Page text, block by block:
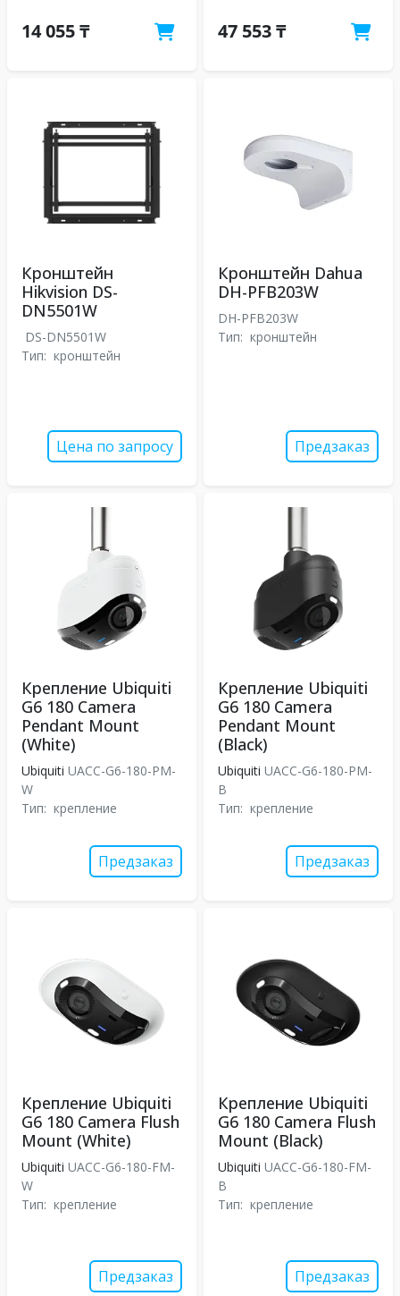
14 055 ₸ 47 553 ₸
Кронштейн
Hikvision DS-
DN5501W
DS-DN5501W
Тип: кронштейн
Цена по запросу
Кронштейн Dahua
DH-PFB203W
DH-PFB203W
Тип: кронштейн
Предзаказ
Крепление Ubiquiti
G6 180 Camera
Pendant Mount
(White)
Ubiquiti UACC-G6-180-PM-
W
Тип: крепление
Предзаказ
Крепление Ubiquiti
G6 180 Camera
Pendant Mount
(Black)
Ubiquiti UACC-G6-180-PM-
B
Тип: крепление
Предзаказ
Крепление Ubiquiti
G6 180 Camera Flush
Mount (White)
Ubiquiti UACC-G6-180-FM-
W
Тип: крепление
Предзаказ
Крепление Ubiquiti
G6 180 Camera Flush
Mount (Black)
Ubiquiti UACC-G6-180-FM-
B
Тип: крепление
Предзаказ